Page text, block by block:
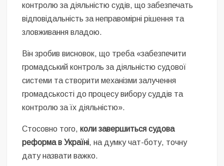
контролю за діяльністю судів, що забезпечать
відповідальність за неправомірні рішення та
зловживання владою.
Він зробив висновок, що треба «забезпечити
громадський контроль за діяльністю судової
системи та створити механізми залучення
громадськості до процесу вибору суддів та
контролю за їх діяльністю».
Стосовно того,коли завершиться судова
реформа в Україні, на думку чат-боту, точну
дату назвати важко.